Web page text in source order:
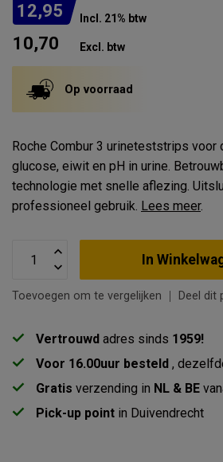
12,95 Incl. 21% btw
10,70 Excl. btw
Op voorraad
Roche Combur 3 urineteststrips voor
glucose, eiwit en pH in urine.
technologie met snelle aflezing.
professioneel gebruik. Lees meer.
In
Toevoegen om te vergelijken Deel dit
Vertrouwd adres sinds 1959!
Voor 16.00uur besteld ,
Gratis verzending in NL & BE
Pick-up point in Duivendrecht